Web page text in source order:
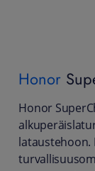
Honor
Honor
lataustehoon.